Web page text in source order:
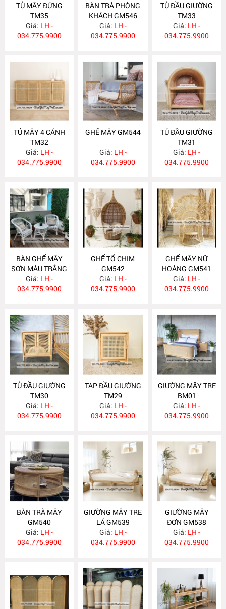
TỦ MÂY ĐỨNG
TM35
Giá: LH -
034.775.9900
BÀN TRÀ PHÒNG
KHÁCH GM546
Giá: LH -
034.775.9900
TỦ ĐẦU GIƯỜNG
TM33
Giá: LH -
034.775.9900
TỦ MÂY 4 CÁNH
TM32
Giá: LH -
034.775.9900
GHẾ MÂY GM544
Giá: LH -
034.775.9900
TỦ ĐẦU GIƯỜNG
TM31
Giá: LH -
034.775.9900
BÀN GHẾ MÂY
SƠN MÀU TRẮNG
GM543
Giá: LH -
034.775.9900
GHẾ TỔ CHIM
GM542
Giá: LH -
034.775.9900
GHẾ MÂY NỮ
HOÀNG GM541
Giá: LH -
034.775.9900
TỦ ĐẦU GIƯỜNG
TM30
Giá: LH -
034.775.9900
TAP ĐẦU GIƯỜNG
TM29
Giá: LH -
034.775.9900
GIƯỜNG MÂY TRE
BM01
Giá: LH -
034.775.9900
BÀN TRÀ MÂY
GM540
Giá: LH -
034.775.9900
GIƯỜNG MÂY TRE
LÁ GM539
Giá: LH -
034.775.9900
GIƯỜNG MÂY
ĐƠN GM538
Giá: LH -
034.775.9900